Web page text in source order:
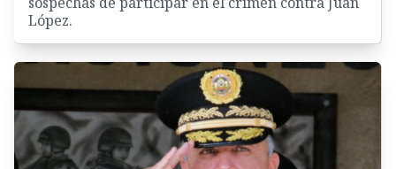
López.